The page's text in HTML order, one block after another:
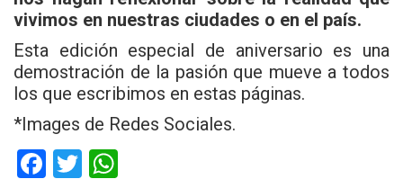
vivimos en nuestras ciudades o en el país.
Esta edición especial de aniversario es una
demostración de la pasión que mueve a todos
los que escribimos en estas páginas.
*Images de Redes Sociales.
F
T